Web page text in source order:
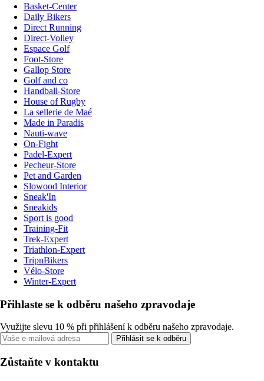
Basket-Center
Daily Bikers
Direct Running
Direct-Volley
Espace Golf
Foot-Store
Gallop Store
Golf and co
Handball-Store
House of Rugby
La sellerie de Maé
Made in Paradis
Nauti-wave
On-Fight
Padel-Expert
Pecheur-Store
Pet and Garden
Slowood Interior
Sneak'In
Sneakids
Sport is good
Training-Fit
Trek-Expert
Triathlon-Expert
TripnBikers
Vélo-Store
Winter-Expert
Přihlaste se k odběru našeho zpravodaje
Využijte slevu 10 % při přihlášení k odběru našeho zpravodaje.
Přihlásit se k odběru
Zůstaňte v kontaktu